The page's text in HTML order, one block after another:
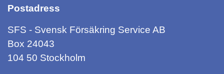
Postadress
SFS - Svensk Försäkring Service AB
Box 24043
104 50 Stockholm